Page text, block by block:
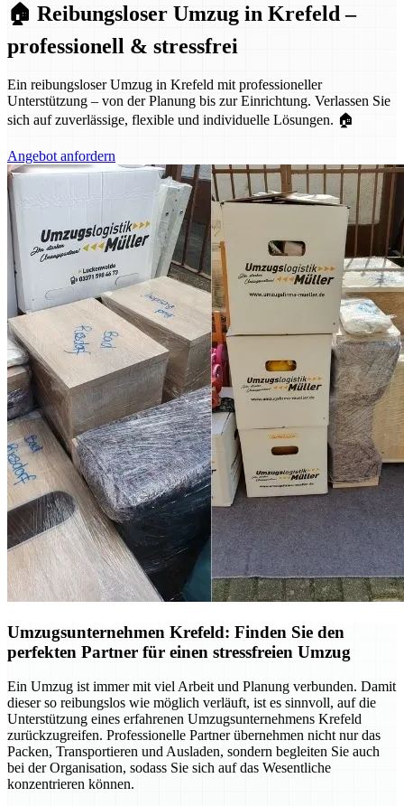
🏠 Reibungsloser Umzug in Krefeld –
professionell & stressfrei
Ein reibungsloser Umzug in Krefeld mit professioneller
Unterstützung – von der Planung bis zur Einrichtung. Verlassen Sie
sich auf zuverlässige, flexible und individuelle Lösungen. 🏠
Angebot anfordern
Umzugsunternehmen Krefeld: Finden Sie den
perfekten Partner für einen stressfreien Umzug
Ein Umzug ist immer mit viel Arbeit und Planung verbunden. Damit
dieser so reibungslos wie möglich verläuft, ist es sinnvoll, auf die
Unterstützung eines erfahrenen Umzugsunternehmens Krefeld
zurückzugreifen. Professionelle Partner übernehmen nicht nur das
Packen, Transportieren und Ausladen, sondern begleiten Sie auch
bei der Organisation, sodass Sie sich auf das Wesentliche
konzentrieren können.